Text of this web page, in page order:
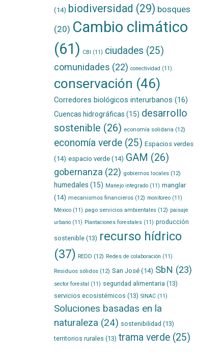
(14) biodiversidad (29) bosques
(20) Cambio climático
(61) CBI (11) ciudades (25)
comunidades (22) conectividad (11)
conservación (46)
Corredores biológicos interurbanos (16)
Cuencas hidrográficas (15) desarrollo
sostenible (26) economía solidaria (12)
economía verde(25) Espacios verdes
(14) espacio verde(14) GAM (26)
gobernanza (22) gobiernos locales(12)
humedales (15) Manejo integrado(11) manglar
(14) mecanismos financieros(12) monitoreo(11)
México(11) pago servicios ambientales(12) paisaje
urbano(11) Plantaciones forestales(11) producción
sostenible(13) recurso hídrico
(37) REDD (12) Redes de colaboración (11)
Residuos sólidos(12) San José(14) SbN (23)
sector forestal (11) seguridad alimentaria (13)
servicios ecosistémicos (13) SINAC(11)
Soluciones basadas en la
naturaleza (24) sostenibilidad (13)
territorios rurales (13) trama verde(25)